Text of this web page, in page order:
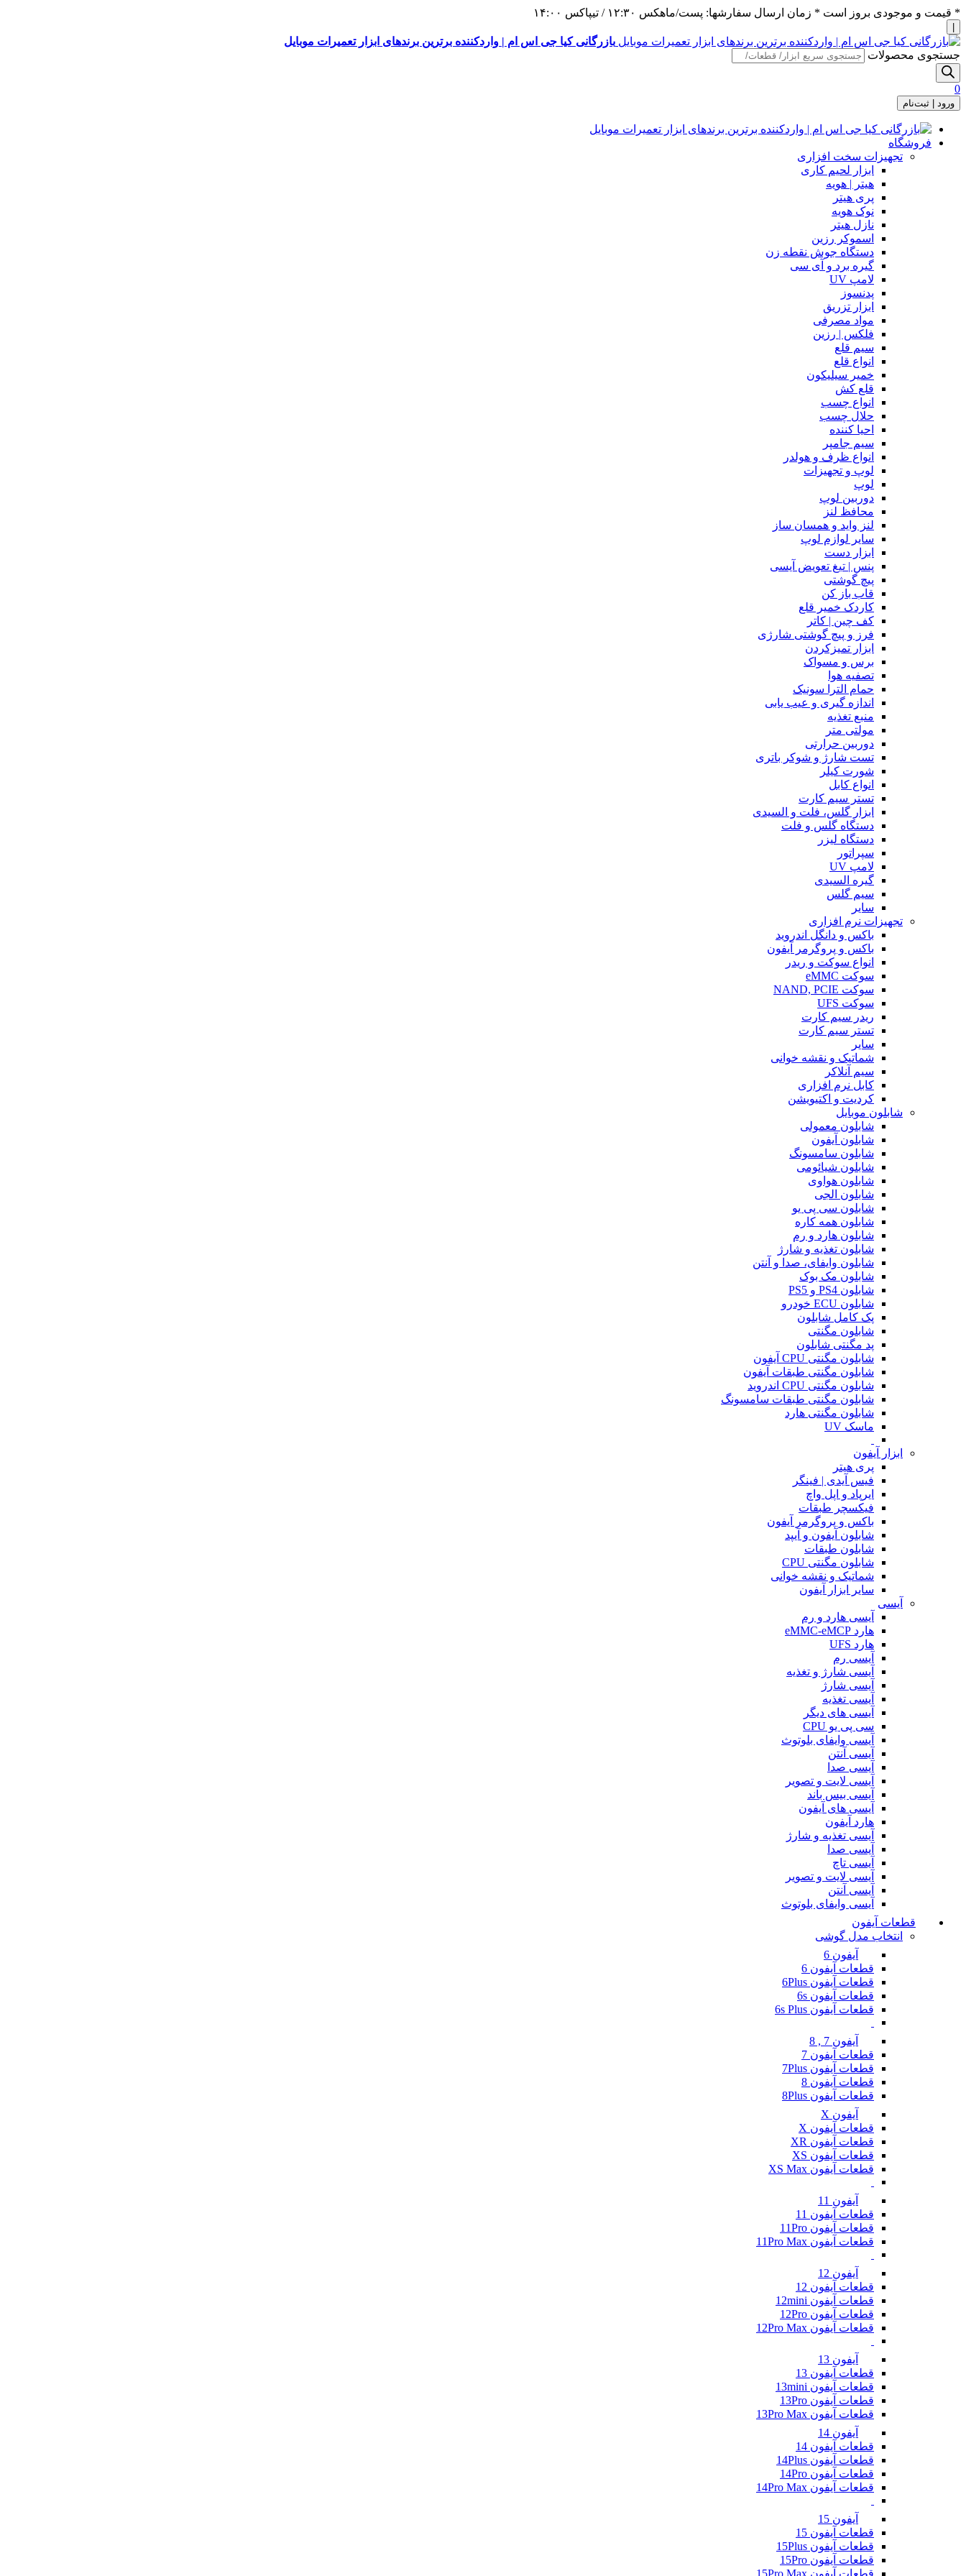
* قیمت و موجودی بروز است * زمان ارسال سفارشها: پست/ماهکس ١٢:٣٠ / تیپاکس ١۴:٠٠
بازرگانی کیا جی اس ام | واردکننده برترین برندهای ابزار تعمیرات موبایل
جستجوی محصولات
0
ورود | ثبت‌نام
فروشگاه
تجهیزات سخت افزاری
ابزار لحیم کاری
هیتر | هویه
پری هیتر
نوک هویه
نازل هیتر
اسموکر رزین
دستگاه جوش نقطه زن
گیره برد و آی سی
لامپ UV
پدنسوز
ابزار تزریق
مواد مصرفی
فلکس | رزین
سیم قلع
انواع قلع
خمیر سیلیکون
قلع کش
انواع چسب
حلال چسب
احیا کننده
سیم جامپر
انواع ظرف و هولدر
لوپ و تجهیزات
لوپ
دوربین لوپ
محافظ لنز
لنز واید و همسان ساز
سایر لوازم لوپ
ابزار دست
پنس | تیغ تعویض آیسی
پیچ گوشتی
قاب باز کن
کاردک خمیر قلع
کف چین | کاتر
فرز و پیچ گوشتی شارژی
ابزار تمیزکردن
برس و مسواک
تصفیه هوا
حمام الترا سونیک
اندازه گیری و عیب یابی
منبع تغذیه
مولتی متر
دوربین حرارتی
تست شارژ و شوکر باتری
شورت کیلر
انواع کابل
تستر سیم کارت
ابزار گلس، فلت و السیدی
دستگاه گلس و فلت
دستگاه لیزر
سپراتور
لامپ UV
گیره السیدی
سیم گلس
سایر
تجهیزات نرم افزاری
باکس و دانگل اندروید
باکس و پروگرمر آیفون
انواع سوکت و ریدر
سوکت eMMC
سوکت NAND, PCIE
سوکت UFS
ریدر سیم کارت
تستر سیم کارت
سایر
شماتیک و نقشه خوانی
سیم آنلاکر
کابل نرم افزاری
کردیت و اکتیویشن
شابلون موبایل
شابلون معمولی
شابلون آیفون
شابلون سامسونگ
شابلون شیائومی
شابلون هواوی
شابلون الجی
شابلون سی پی یو
شابلون همه کاره
شابلون هارد و رم
شابلون تغذیه و شارژ
شابلون وایفای، صدا و آنتن
شابلون مک بوک
شابلون PS4 و PS5
شابلون ECU خودرو
پک کامل شابلون
شابلون مگنتی
پد مگنتی شابلون
شابلون مگنتی CPU آیفون
شابلون مگنتی طبقات آیفون
شابلون مگنتی CPU اندروید
شابلون مگنتی طبقات سامسونگ
شابلون مگنتی هارد
ماسک UV
ابزار آیفون
پری هیتر
فیس آیدی | فینگر
ایرپاد و اپل واچ
فیکسچر طبقات
باکس و پروگرمر آیفون
شابلون آیفون و آیپد
شابلون طبقات
شابلون مگنتی CPU
شماتیک و نقشه خوانی
سایر ابزار آیفون
آیسی
آیسی هارد و رم
هارد eMMC-eMCP
هارد UFS
آیسی رم
آیسی شارژ و تغذیه
آیسی شارژ
آیسی تغذیه
آیسی های دیگر
سی پی یو CPU
آیسی وایفای بلوتوث
آیسی آنتن
آیسی صدا
آیسی لایت و تصویر
آیسی بیس باند
آیسی های آیفون
هارد آیفون
آیسی تغذیه و شارژ
آیسی صدا
آیسی تاچ
آیسی لایت و تصویر
آیسی آنتن
آیسی وایفای بلوتوث
قطعات آیفون
انتخاب مدل گوشی
آیفون 6
قطعات آیفون 6
قطعات آیفون 6Plus
قطعات آیفون 6s
قطعات آیفون 6s Plus
آیفون 7 , 8
قطعات آیفون 7
قطعات آیفون 7Plus
قطعات آیفون 8
قطعات آیفون 8Plus
آیفون X
قطعات آیفون X
قطعات آیفون XR
قطعات آیفون XS
قطعات آیفون XS Max
آیفون 11
قطعات آیفون 11
قطعات آیفون 11Pro
قطعات آیفون 11Pro Max
آیفون 12
قطعات آیفون 12
قطعات آیفون 12mini
قطعات آیفون 12Pro
قطعات آیفون 12Pro Max
آیفون 13
قطعات آیفون 13
قطعات آیفون 13mini
قطعات آیفون 13Pro
قطعات آیفون 13Pro Max
آیفون 14
قطعات آیفون 14
قطعات آیفون 14Plus
قطعات آیفون 14Pro
قطعات آیفون 14Pro Max
آیفون 15
قطعات آیفون 15
قطعات آیفون 15Plus
قطعات آیفون 15Pro
قطعات آیفون 15Pro Max